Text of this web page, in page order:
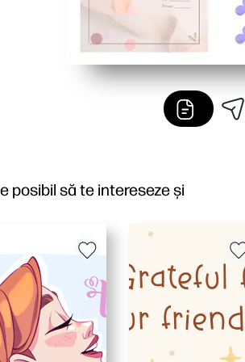
posibil să te intereseze și